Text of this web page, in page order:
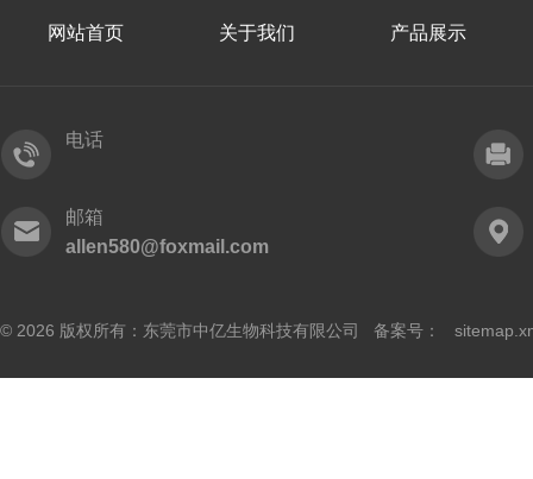
网站首页 关于我们 产品展示
电话
邮箱
allen580@foxmail.com
© 2026 版权所有：东莞市中亿生物科技有限公司 备案号：